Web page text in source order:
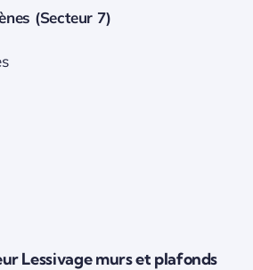
(Secteur 7)
Lessivage murs et plafonds